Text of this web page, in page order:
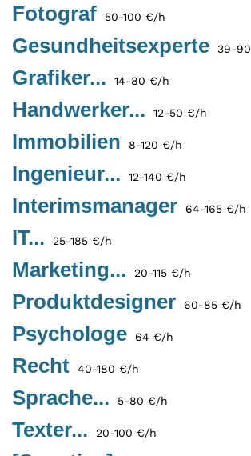
Fotograf 50-100 €/h
Gesundheitsexperte 39-90
Grafiker... 14-80 €/h
Handwerker... 12-50 €/h
Immobilien 8-120 €/h
Ingenieur... 12-140 €/h
Interimsmanager 64-165 €/h
IT... 25-185 €/h
Marketing... 20-115 €/h
Produktdesigner 60-85 €/h
Psychologe 64 €/h
Recht 40-180 €/h
Sprache... 5-80 €/h
Texter... 20-100 €/h